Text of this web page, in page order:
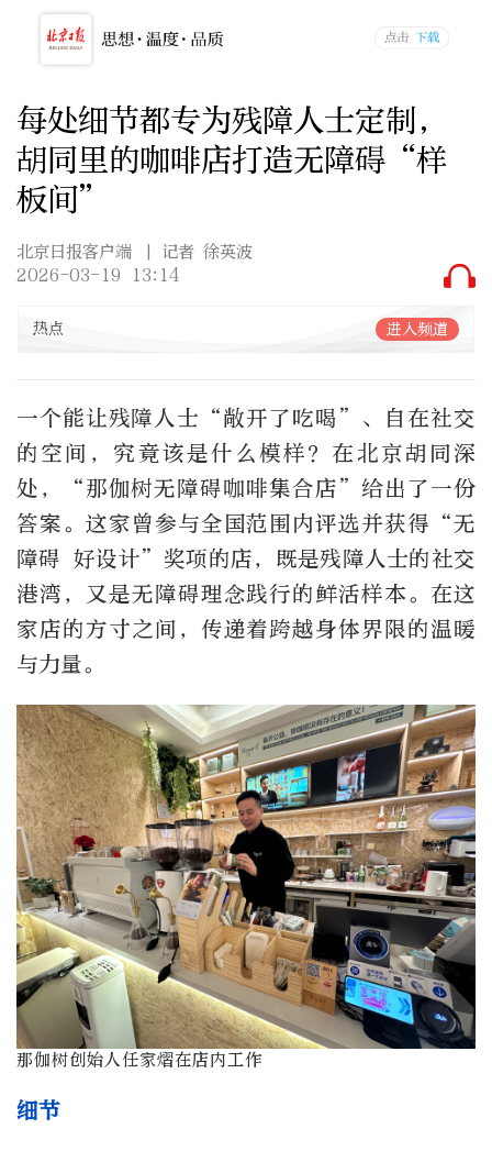
每处细节都专为残障人士定制，
胡同里的咖啡店打造无障碍“样
板间”
北京日报客户端
| 记者 徐英波
2026-03-19 13:14
热点 进入频道
一个能让残障人士“敞开了吃喝”、自在社交
的空间，究竟该是什么模样？在北京胡同深
处，“那伽树无障碍咖啡集合店”给出了一份
答案。这家曾参与全国范围内评选并获得“无
障碍 好设计”奖项的店，既是残障人士的社交
港湾，又是无障碍理念践行的鲜活样本。在这
家店的方寸之间，传递着跨越身体界限的温暖
与力量。
那伽树创始人任家熠在店内工作
细节